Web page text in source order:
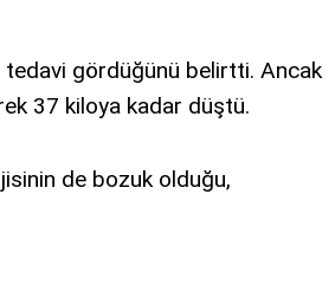
tedavi gördüğünü belirtti. Ancak
37 kiloya kadar düştü.
de bozuk olduğu,